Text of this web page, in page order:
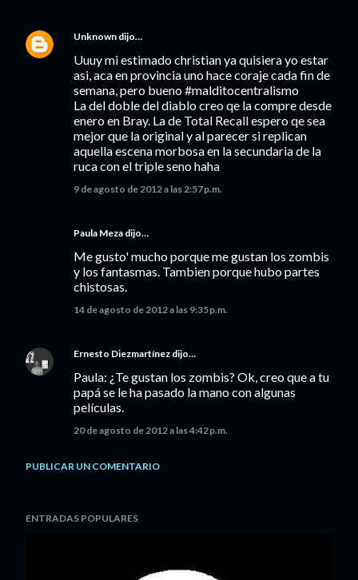
Unknown dijo…
Uuuy mi estimado christian ya quisiera yo estar
asi, aca en provincia uno hace coraje cada fin de
semana, pero bueno #malditocentralismo
La del doble del diablo creo qe la compre desde
enero en Bray. La de Total Recall espero qe sea
mejor que la original y al parecer si replican
aquella escena morbosa en la secundaria de la
ruca con el triple seno haha
9 de agosto de 2012 a las 2:57 p.m.
Paula Meza dijo…
Me gusto' mucho porque me gustan los zombis
y los fantasmas. Tambien porque hubo partes
chistosas.
14 de agosto de 2012 a las 9:35 p.m.
Ernesto Diezmartínez dijo…
Paula: ¿Te gustan los zombis? Ok, creo que a tu
papá se le ha pasado la mano con algunas
películas.
20 de agosto de 2012 a las 4:42 p.m.
PUBLICAR UN COMENTARIO
ENTRADAS POPULARES